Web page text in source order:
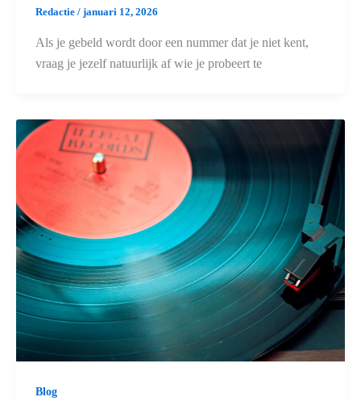
Redactie / januari 12, 2026
Als je gebeld wordt door een nummer dat je niet kent,
vraag je jezelf natuurlijk af wie je probeert te
Blog